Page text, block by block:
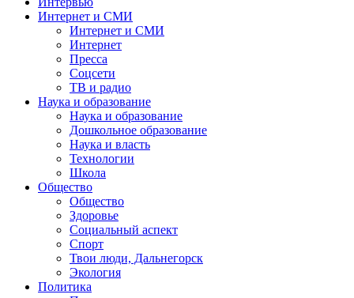
Интернет и СМИ
Интернет и СМИ
Интернет
Пресса
Соцсети
ТВ и радио
Наука и образование
Наука и образование
Дошкольное образование
Наука и власть
Технологии
Школа
Общество
Общество
Здоровье
Социальный аспект
Спорт
Твои люди, Дальнегорск
Экология
Политика